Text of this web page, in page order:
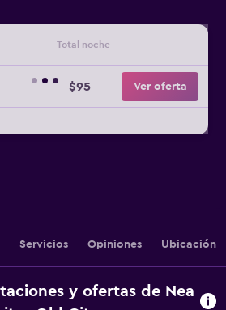
Total noche
$95 Ver oferta
Servicios Opiniones Ubicación
y ofertas de Nea